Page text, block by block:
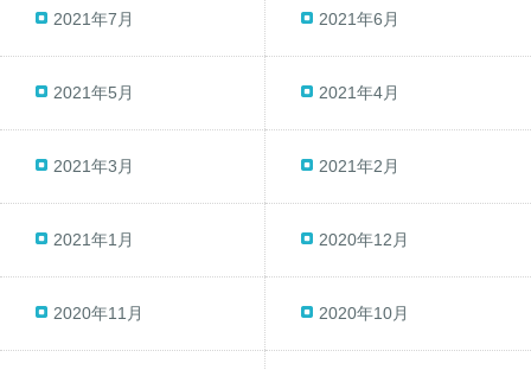
2021年7月 2021年6月
2021年5月 2021年4月
2021年3月 2021年2月
2021年1月 2020年12月
2020年11月 2020年10月